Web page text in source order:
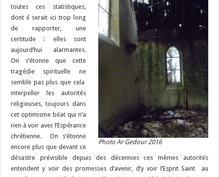
Photo Ar Gedour 2016
toutes ces statistiques,
dont il serait ici trop long
de rapporter, une
certitude : elles sont
aujourd’hui alarmantes.
On s’étonne que cette
tragédie spirituelle ne
semble pas plus que cela
interpeller les autorités
religieuses, toujours dans
cet optimisme béat qui n’a
rien à voir avec l’Espérance
chrétienne. On s’étonne
encore plus que devant ce
désastre prévisible depuis des décennies ces mêmes autorités
entendent y voir des promesses d’avenir, d’y voir l’Esprit Saint au